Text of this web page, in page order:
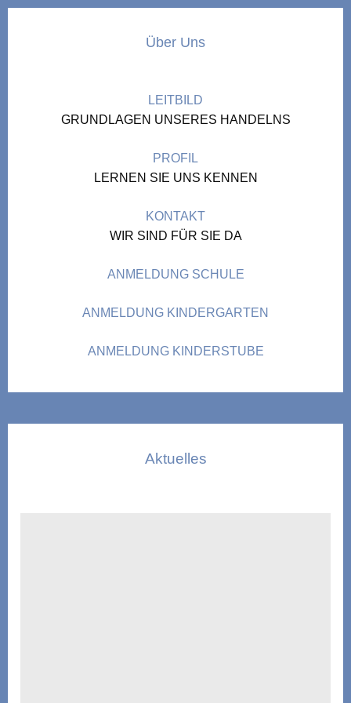
Über Uns
LEITBILD
GRUNDLAGEN UNSERES HANDELNS
PROFIL
LERNEN SIE UNS KENNEN
KONTAKT
WIR SIND FÜR SIE DA
ANMELDUNG SCHULE
ANMELDUNG KINDERGARTEN
ANMELDUNG KINDERSTUBE
Aktuelles